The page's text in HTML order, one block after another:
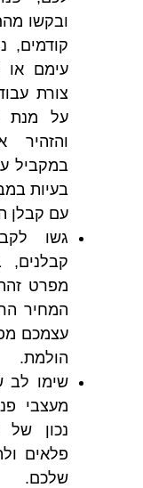
ובקשו
קודמים,
עימם או
צורת
על מנת
והזהיר
במקביל
בעיות
עם קבלן
גשו
קבלנים,
מפרט
המחיר
עצמכם
הולמת.
שימו לב
מעצבי
נכון של
פלאים
שלכם.